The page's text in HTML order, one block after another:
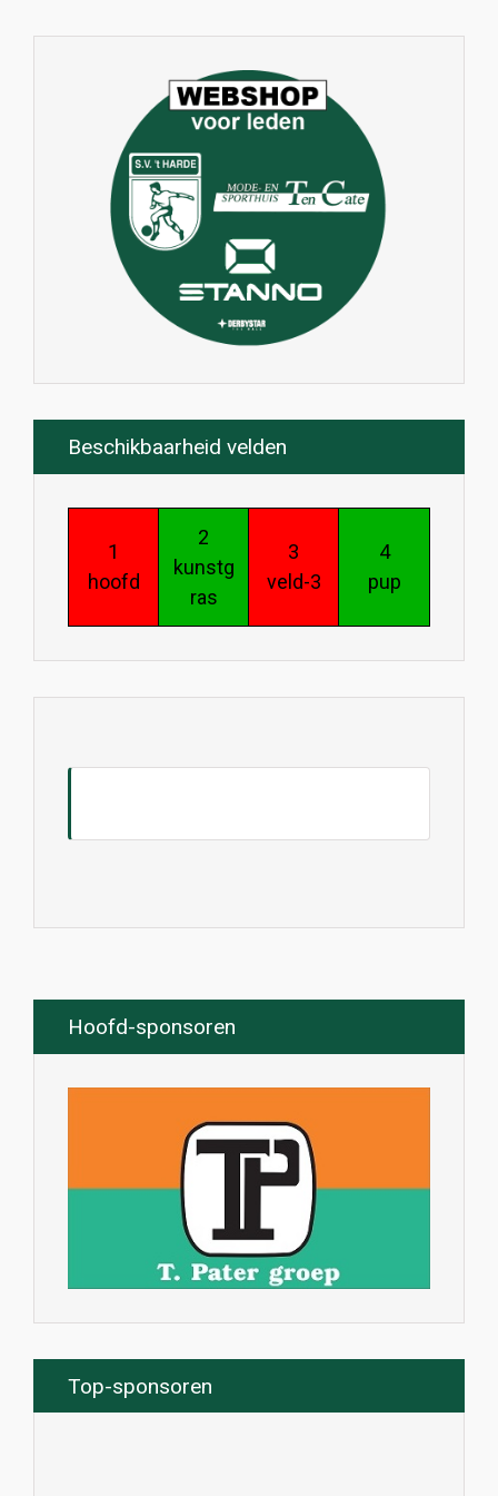
Beschikbaarheid velden
1
hoofd
2
kunstg
ras
3
veld-3
4
pup
Hoofd-sponsoren
Top-sponsoren